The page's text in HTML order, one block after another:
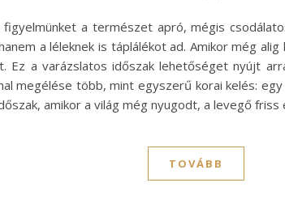
a természet apró, mégis
a léleknek is táplálékot ad. Amikor még
Ez a varázslatos időszak lehetőséget nyújt
megélése több, mint egyszerű korai kelés:
amikor a világ még nyugodt, a levegő
TOVÁBB